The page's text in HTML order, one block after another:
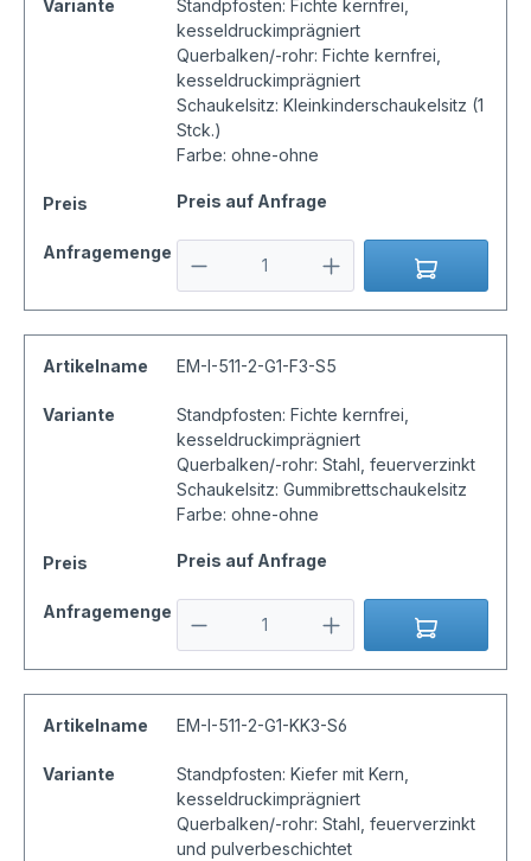
Variante
Standpfosten: Fichte kernfrei,
kesseldruckimprägniert
Querbalken/-rohr: Fichte kernfrei,
kesseldruckimprägniert
Schaukelsitz: Kleinkinderschaukelsitz (1
Stck.)
Farbe: ohne-ohne
Preis Preis auf Anfrage
Anfragemenge
Artikelname EM-I-511-2-G1-F3-S5
Variante
Standpfosten: Fichte kernfrei,
kesseldruckimprägniert
Querbalken/-rohr: Stahl, feuerverzinkt
Schaukelsitz: Gummibrettschaukelsitz
Farbe: ohne-ohne
Preis Preis auf Anfrage
Anfragemenge
Artikelname EM-I-511-2-G1-KK3-S6
Variante
Standpfosten: Kiefer mit Kern,
kesseldruckimprägniert
Querbalken/-rohr: Stahl, feuerverzinkt
und pulverbeschichtet